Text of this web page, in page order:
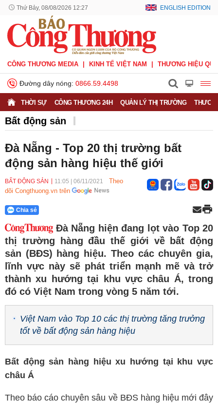
Thứ Bảy, 08/08/2026 12:27 ENGLISH EDITION
CÔNG THƯƠNG MEDIA KINH TẾ VIỆT NAM THƯƠNG HIỆU
Đường dây nóng: 0866.59.4498
THỜI SỰ CÔNG THƯƠNG 24H QUẢN LÝ THỊ TRƯỜNG
Bất động sản
Đà Nẵng - Top 20 thị trường bất
động sản hàng hiệu thế giới
BẤT ĐỘNG SẢN 11:05 06/11/2021
Theo
dõi Congthuong.vn trên
Chia sẻ
Đà Nẵng hiện đang lọt vào Top 20
thị trường hàng đầu thế giới về bất động
sản (BĐS) hàng hiệu. Theo các chuyên gia,
lĩnh vực này sẽ phát triển mạnh mẽ và trở
thành xu hướng tại khu vực châu Á, trong
đó có Việt Nam trong vòng 5 năm tới.
Việt Nam vào Top 10 các thị trường tăng trưởng
tốt về bất động sản hàng hiệu
Bất động sản hàng hiệu xu hướng tại khu vực
châu Á
Theo báo cáo chuyên sâu về BĐS hàng hiệu mới đây